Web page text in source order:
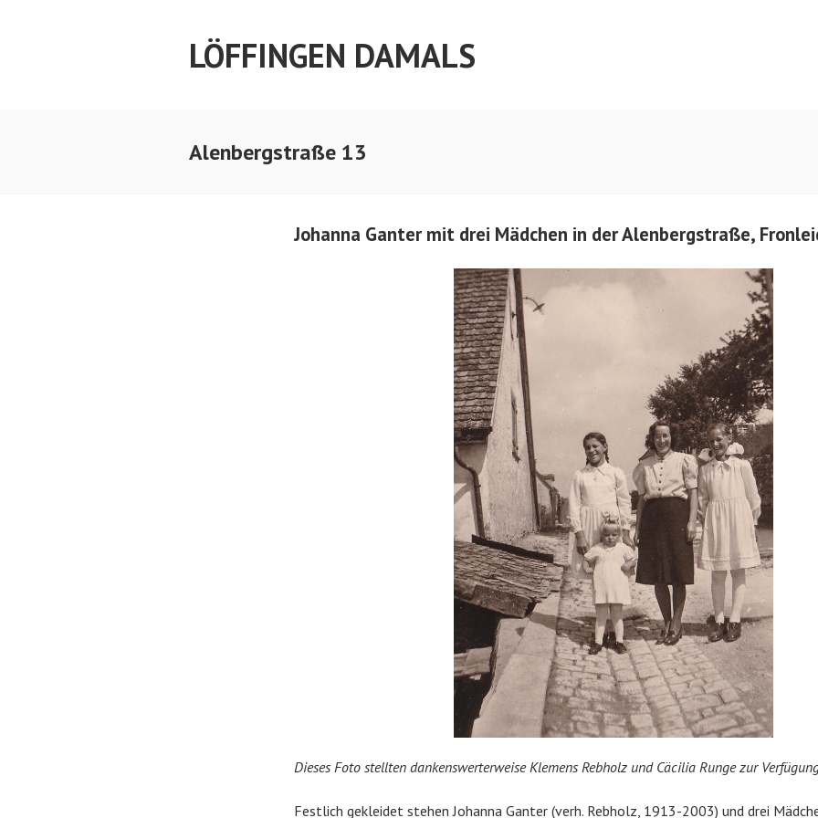
LÖFFINGEN DAMALS
Alenbergstraße 13
Johanna Ganter mit drei Mädchen in der Alenbergstraße,
Dieses Foto stellten dankenswerterweise Klemens Rebholz und Cäcilia Runge zur
Festlich gekleidet stehen Johanna Ganter (verh. Rebholz, 1913-2003) und drei